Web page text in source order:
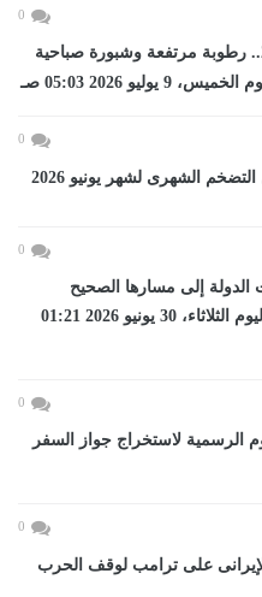
0
طقس الخميس 9 يوليو 2026.. رطوبة مرتفعة وشبورة صباحية
2026 05:03 صـ
0
0
يونيو أعادت الدولة إلى مسارها الصحيح
ورسخت دعائم الاستقرار...اليوم الثلاثاء، 30 يونيو 2026 01:21
0
الرسمية لاستخراج جواز السفر
0
على ترامب لوقف الحرب